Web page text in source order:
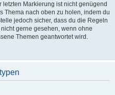
Markierung ist nicht genügend
Thema nach oben zu holen, indem du
jedoch sicher, dass du die Regeln
gerne gesehen, wenn ohne
Themen geantwortet wird.